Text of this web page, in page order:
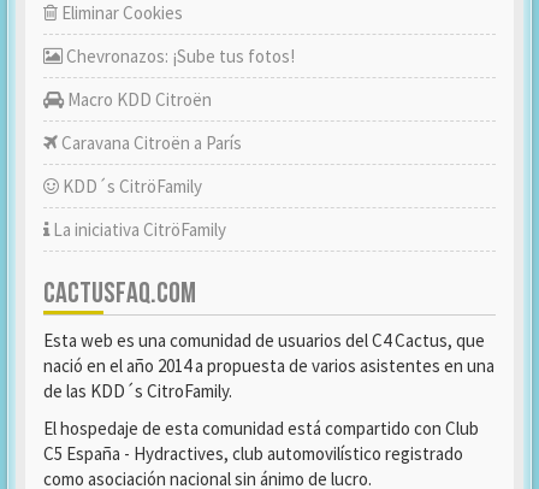
Eliminar Cookies
Chevronazos: ¡Sube tus fotos!
Macro KDD Citroën
Caravana Citroën a París
KDD´s CitröFamily
La iniciativa CitröFamily
CACTUSFAQ.COM
Esta web es una comunidad de usuarios del C4 Cactus, que
nació en el año 2014 a propuesta de varios asistentes en una
de las KDD´s CitroFamily.
El hospedaje de esta comunidad está compartido con Club
C5 España - Hydractives, club automovilístico registrado
como asociación nacional sin ánimo de lucro.